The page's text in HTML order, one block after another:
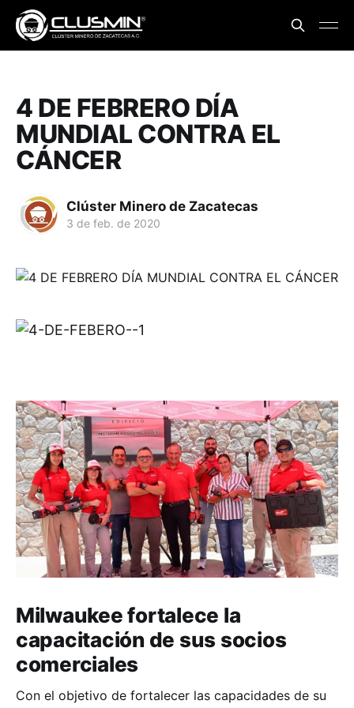
4 DE FEBRERO DÍA
MUNDIAL CONTRA EL
CÁNCER
Clúster Minero de Zacatecas
3 de feb. de 2020
Milwaukee fortalece la
capacitación de sus socios
comerciales
Con el objetivo de fortalecer las capacidades de su